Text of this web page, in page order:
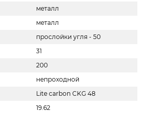
металл
металл
прослойки угля - 50
31
200
непроходной
Lite carbon CKG 48
19.62